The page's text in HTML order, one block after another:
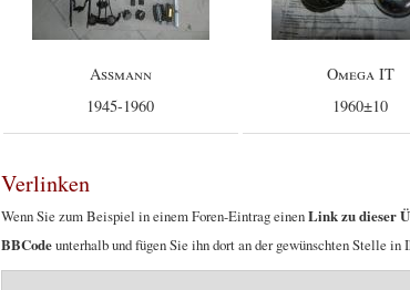
Assmann
1945-1960
Omega IT
1960±10
Verlinken
Wenn Sie zum Beispiel in einem Foren-Eintrag einenLink zu dieser
BBCodeunterhalb und fügen Sie ihn dort an der gewünschten Stelle in